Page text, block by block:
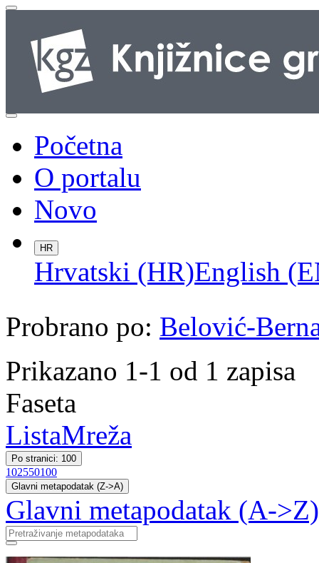
Početna
O portalu
Novo
HR
Hrvatski (HR)English
Probrano po: Belović-
Prikazano 1-1 od 1 zapisa
Faseta
ListaMreža
Po stranici: 100
102550100
Glavni metapodatak (Z->A)
Glavni metapodatak (A->Z)